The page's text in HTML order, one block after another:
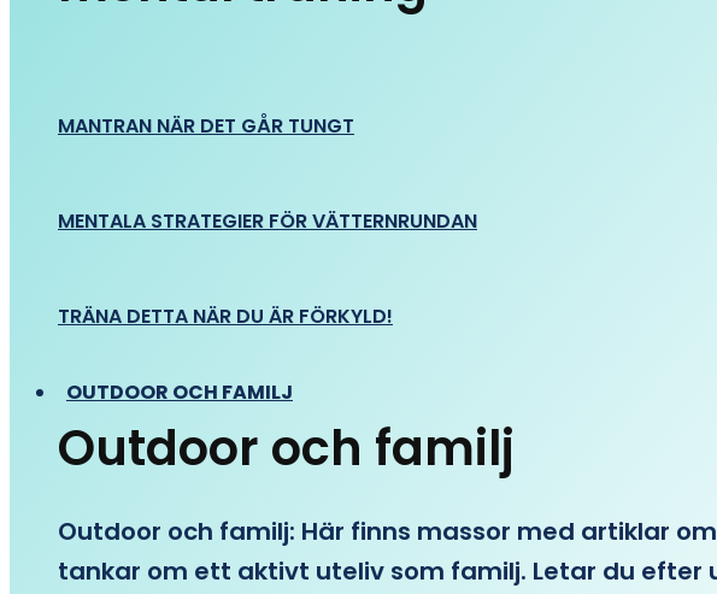
MANTRAN NÄR DET GÅR TUNGT
MENTALA STRATEGIER FÖR VÄTTERNRUNDAN
TRÄNA DETTA NÄR DU ÄR FÖRKYLD!
OUTDOOR OCH FAMILJ
Outdoor och familj
Outdoor och familj: Här finns massor med artiklar
tankar om ett aktivt uteliv som familj. Letar du efter